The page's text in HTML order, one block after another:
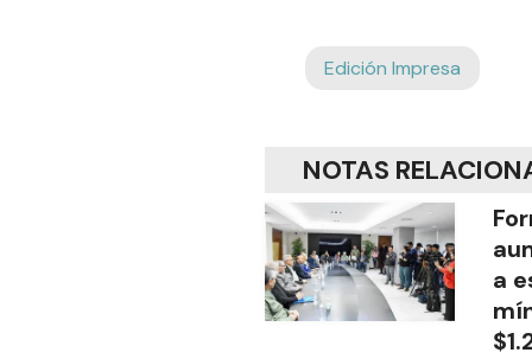
Edición Impresa
NOTAS
a